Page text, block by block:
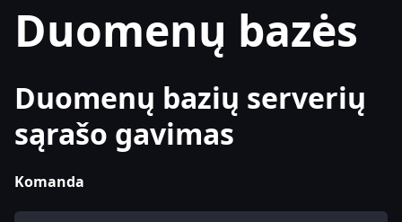
Duomenų bazės
Duomenų bazių serverių
sąrašo gavimas
Komanda